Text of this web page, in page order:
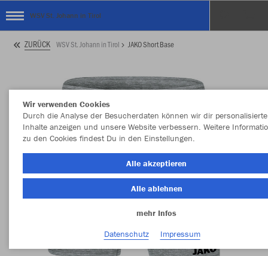
WSV St. Johann in Tirol
ZURÜCK WSV St. Johann in Tirol JAKO Short Base
Wir verwenden Cookies
Durch die Analyse der Besucherdaten können wir dir personalisierte
Inhalte anzeigen und unsere Website verbessern. Weitere
zu den Cookies findest Du in den Einstellungen.
Alle akzeptieren
Alle ablehnen
mehr Infos
Datenschutz
Impressum